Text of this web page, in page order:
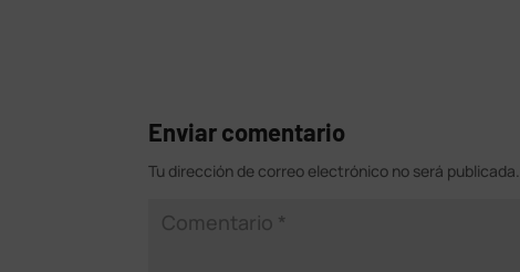
Enviar comentario
Tu dirección de correo electrónico no será publicada.